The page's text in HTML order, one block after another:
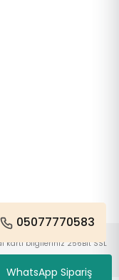
WhatsApp Sipariş
05077770583
kartı bilgileriniz 256Bit SSL